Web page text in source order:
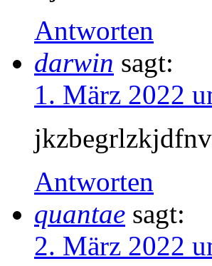
Antworten
darwin sagt:
1. März 2022
Antworten
quantae sagt:
2. März 2022